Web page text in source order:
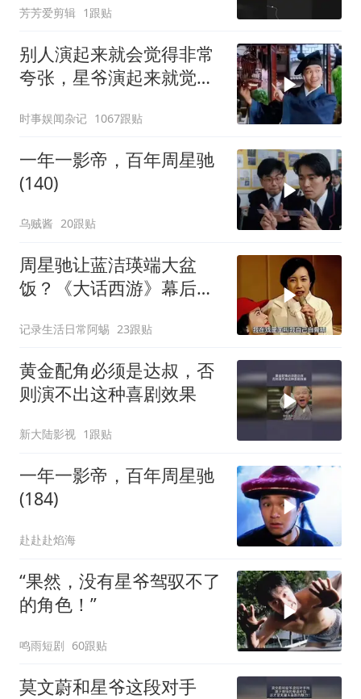
芳芳爱剪辑 1跟贴
别人演起来就会觉得非常
夸张，星爷演起来就觉得
时事娱闻杂记 1067跟贴
一年一影帝，百年周星驰
(140)
乌贼酱 20跟贴
周星驰让蓝洁瑛端大盆
饭？《大话西游》幕后故
记录生活日常阿蜴 23跟贴
黄金配角必须是达叔，否
则演不出这种喜剧效果
新大陆影视 1跟贴
一年一影帝，百年周星驰
(184)
赴赴赴焰海
“果然，没有星爷驾驭不了
的角色！”
鸣雨短剧 60跟贴
莫文蔚和星爷这段对手